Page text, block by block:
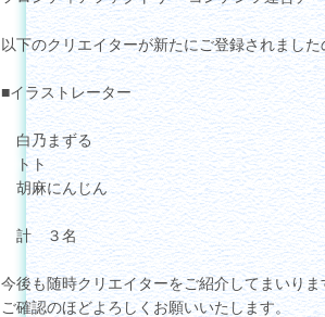
以下のクリエイターが新たにご登録されまし
■イラストレーター
白乃まずる
トト
胡麻にんじん
計 ３名
今後も随時クリエイターをご紹介してまいりま
ご確認のほどよろしくお願いいたします。